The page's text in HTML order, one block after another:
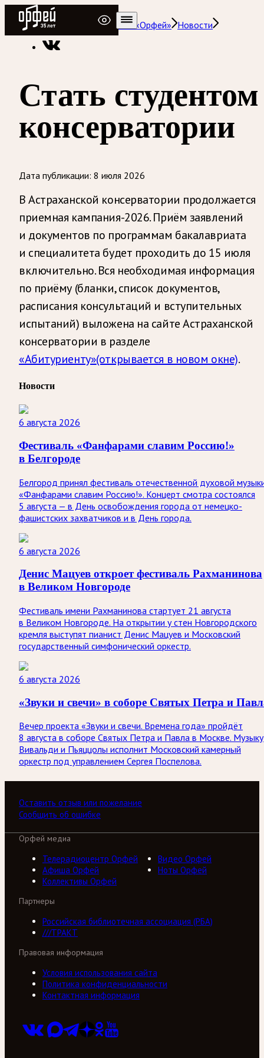
Радио Орфей
Радио классической музыки «Орфей» Новости
Стать студентом
консерватории
Дата публикации: 8 июля 2026
В Астраханской консерватории продолжается
приемная кампания-2026. Приём заявлений
и документов по программам бакалавриата
и специалитета будет проходить до 15 июля
включительно. Вся необходимая информация
по приёму (бланки, список документов,
расписания консультаций и вступительных
испытаний) выложена на сайте Астраханской
консерватории в разделе
«Абитуриенту»(открывается в новом окне).
Новости
6 августа 2026
Фестиваль «Фанфарами славим Россию!»
в Белгороде
Белгород принял фестиваль отечественной духовой
«Фанфарами славим Россию!». Концерт смотра состоялся
5 августа — в День освобождения города от немецко-
фашистских захватчиков и в День города.
6 августа 2026
Денис Мацуев откроет фестиваль Рахманинова
в Великом Новгороде
Фестиваль имени Рахманинова стартует 21 августа
в Великом Новгороде. На открытии у стен Новгородского
кремля выступят пианист Денис Мацуев и Московский
государственный симфонический оркестр.
6 августа 2026
«Звуки и свечи» в соборе Святых Петра и
Вечер проекта «Звуки и свечи. Времена года» пройдёт
8 августа в соборе Святых Петра и Павла в Москве. Музыку
Вивальди и Пьяццолы исполнит Московский камерный
оркестр под управлением Сергея Поспелова.
Оставить отзыв или пожелание
Сообщить об ошибке
Орфей медиа
Телерадиоцентр Орфей
Видео Орфей
Афиша Орфей
Ноты Орфей
Коллективы Орфей
Партнеры
Российская библиотечная ассоциация (РБА)
///ТРАКТ
Правовая информация
Условия использования сайта
Политика конфиденциальности
Контактная информация